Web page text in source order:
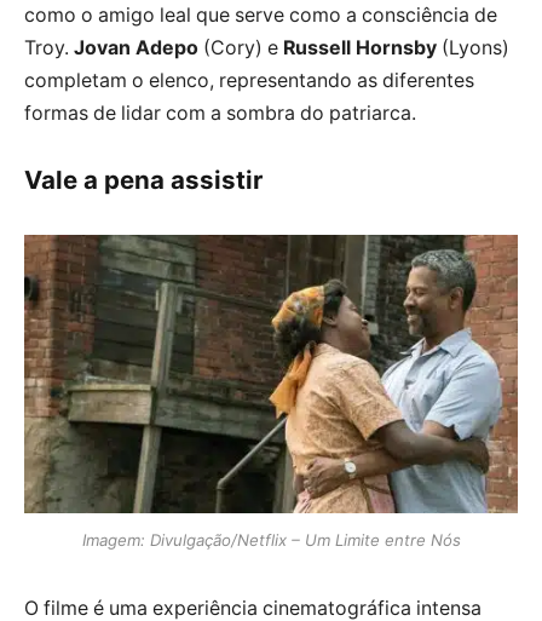
como o amigo leal que serve como a consciência de
Troy. Jovan Adepo (Cory) e Russell Hornsby (Lyons)
completam o elenco, representando as diferentes
formas de lidar com a sombra do patriarca.
Vale a pena assistir
Imagem: Divulgação/Netflix – Um Limite entre Nós
O filme é uma experiência cinematográfica intensa